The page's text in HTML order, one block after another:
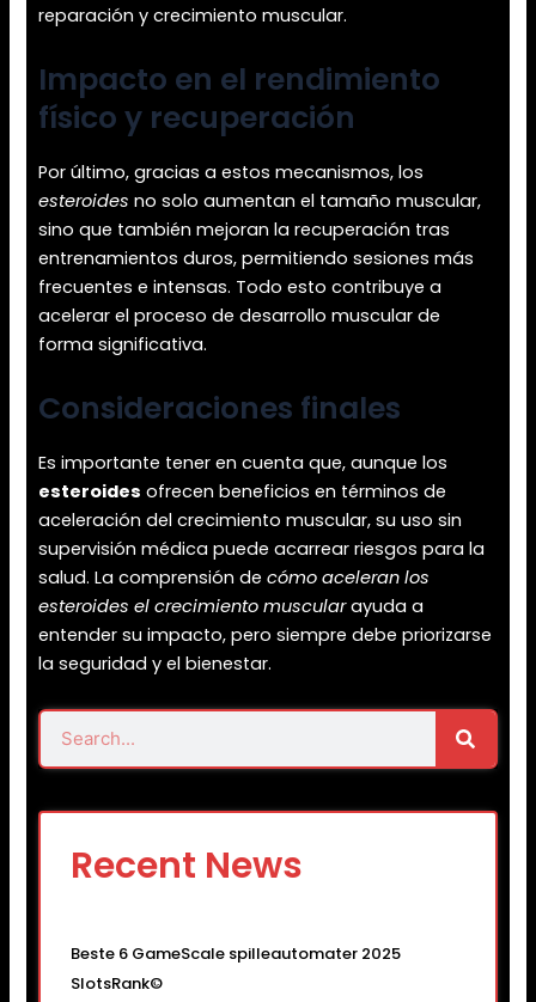
reparación y crecimiento muscular.
Impacto en el rendimiento
físico y recuperación
Por último, gracias a estos mecanismos, los
esteroides no solo aumentan el tamaño muscular,
sino que también mejoran la recuperación tras
entrenamientos duros, permitiendo sesiones más
frecuentes e intensas. Todo esto contribuye a
acelerar el proceso de desarrollo muscular de
forma significativa.
Consideraciones finales
Es importante tener en cuenta que, aunque los
esteroides ofrecen beneficios en términos de
aceleración del crecimiento muscular, su uso sin
supervisión médica puede acarrear riesgos para la
salud. La comprensión decómo aceleran los
esteroides el crecimiento muscularayuda a
entender su impacto, pero siempre debe priorizarse
la seguridad y el bienestar.
Search Search
Recent News
Beste 6 GameScale spilleautomater 2025
SlotsRank©